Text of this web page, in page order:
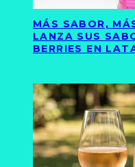
MÁS SABOR,
LANZA SUS
BERRIES EN